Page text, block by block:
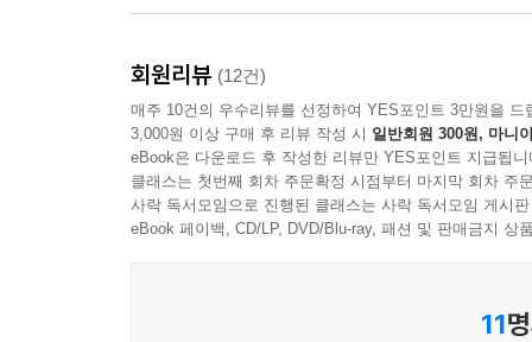
없는 기회가 우리에게 주어졌음을 의미한다.
바로 이 기회를 최대한 활용하는 방법이 여기에
문화에 참여하는 사명을 아주 매력적인 비전으로
가이드를 얻고자 한다면, 도시 생활에 대한 종합
답변이 여기에 담겨 있다.
회원리뷰 (12건)
매주 10건의 우수리뷰를 선정하여 YES포인트 3만원을 드
3,000원 이상 구매 후 리뷰 작성 시 일반회원 300원, 마니
eBook은 다운로드 후 작성한 리뷰만 YES포인트 지급됩니
클래스는 첫번째 회차 주문확정 시점부터 마지막 회차 주
사락 독서모임으로 진행된 클래스는 사락 독서모임 게시
eBook 페이백, CD/LP, DVD/Blu-ray, 패션 및 판매금지 상
11